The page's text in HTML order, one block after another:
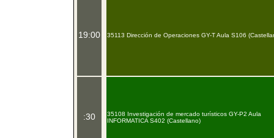
19:00
:30
35113 Dirección de Operaciones GY-T Aula S106
35108 Investigación de mercado turísticos GY-P2 Aula
INFORMATICA S402 (Castellano)